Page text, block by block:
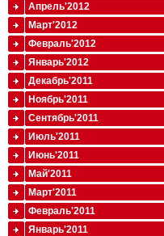
Апрель'2012
Март'2012
Февраль'2012
Январь'2012
Декабрь'2011
Ноябрь'2011
Сентябрь'2011
Июль'2011
Июнь'2011
Май'2011
Март'2011
Февраль'2011
Январь'2011